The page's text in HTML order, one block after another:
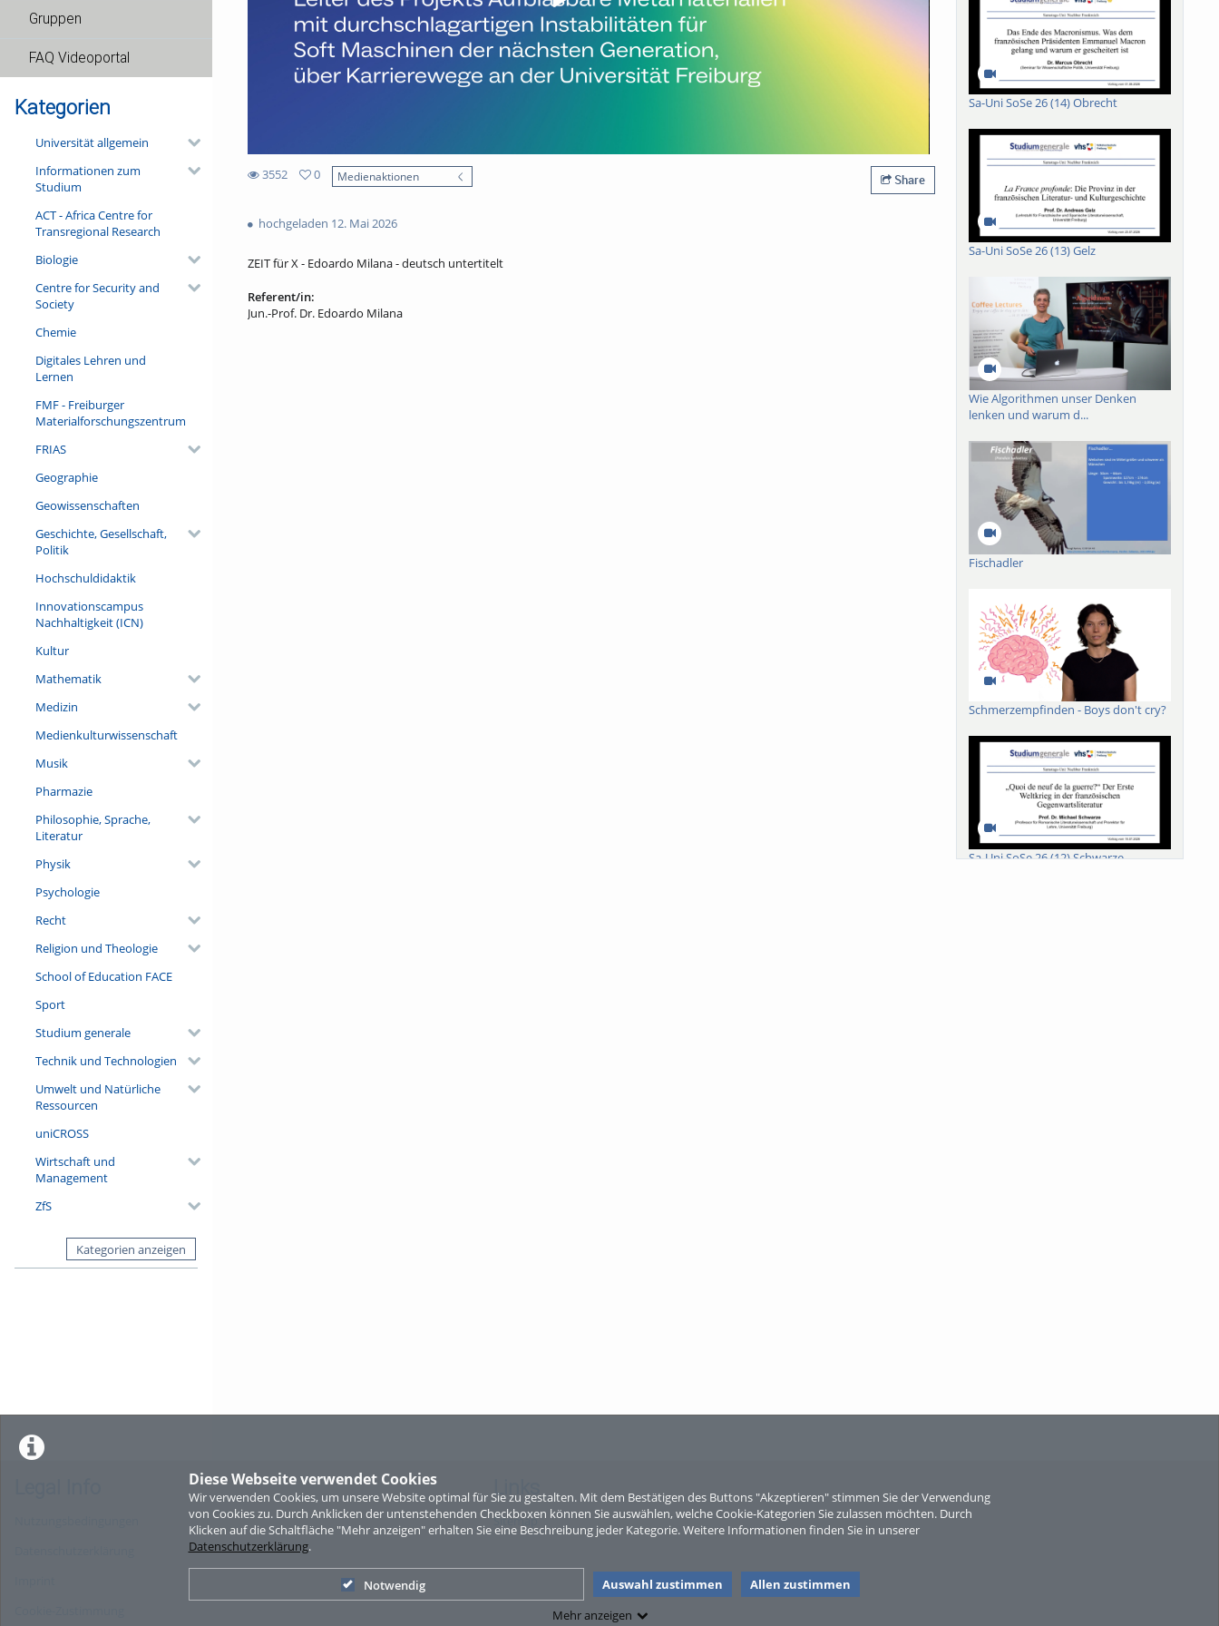
Diese Webseite verwendet Cookies
Wir verwenden Cookies, um unsere Website optimal für Sie zu gestalten. Mit dem Bestätigen des Buttons "Akzeptieren" stimmen Sie der Verwendung
von Cookies zu. Durch Anklicken der untenstehenden Checkboxen können Sie auswählen, welche Cookie-Kategorien Sie zulassen möchten. Durch
Klicken auf die Schaltfläche "Mehr anzeigen" erhalten Sie eine Beschreibung jeder Kategorie. Weitere Informationen finden Sie in unserer
Datenschutzerklärung.
Notwendig Auswahl zustimmen
Allen zustimmen
Mehr anzeigen
Gruppen
FAQ Videoportal
Kategorien
Universität allgemein
Informationen zum
Studium
ACT - Africa Centre for
Transregional Research
Biologie
Centre for Security and
Society
Chemie
Digitales Lehren und
Lernen
FMF - Freiburger
Materialforschungszentrum
FRIAS
Geographie
Geowissenschaften
Geschichte, Gesellschaft,
Politik
Hochschuldidaktik
Innovationscampus
Nachhaltigkeit (ICN)
Kultur
Mathematik
Medizin
Medienkulturwissenschaft
Musik
Pharmazie
Philosophie, Sprache,
Literatur
Physik
Psychologie
Recht
Religion und Theologie
School of Education FACE
Sport
Studium generale
Technik und Technologien
Umwelt und Natürliche
Ressourcen
uniCROSS
Wirtschaft und
Management
ZfS
Kategorien anzeigen
3552
views
0
Medienaktionen Share
hochgeladen 12. Mai 2026
ZEIT für X - Edoardo Milana - deutsch untertitelt
Referent/in:
Jun.-Prof. Dr. Edoardo Milana
Sa-Uni SoSe 26 (14) Obrecht
Sa-Uni SoSe 26 (13) Gelz
Wie Algorithmen unser Denken
lenken und warum d...
Fischadler
Schmerzempfinden - Boys don't cry?
Sa-Uni SoSe 26 (12) Schwarze
Sperber
Links
Sitemap